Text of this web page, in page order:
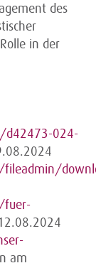
des
in der
d42473-024-
fuer-
am